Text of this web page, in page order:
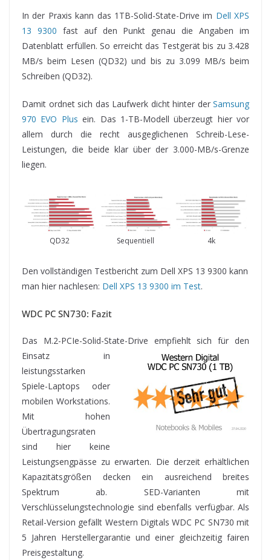
In der Praxis kann das 1TB-Solid-State-Drive im Dell XPS
13 9300 fast auf den Punkt genau die Angaben im
Datenblatt erfüllen. So erreicht das Testgerät bis zu 3.428
MB/s beim Lesen (QD32) und bis zu 3.099 MB/s beim
Schreiben (QD32).
Damit ordnet sich das Laufwerk dicht hinter der Samsung
970 EVO Plus ein. Das 1-TB-Modell überzeugt hier vor
allem durch die recht ausgeglichenen Schreib-Lese-
Leistungen, die beide klar über der 3.000-MB/s-Grenze
liegen.
QD32 Sequentiell 4k
Den vollständigen Testbericht zum Dell XPS 13 9300 kann
man hier nachlesen: Dell XPS 13 9300 im Test.
WDC PC SN730: Fazit
Das M.2-PCIe-Solid-State-Drive empfiehlt sich für den
Einsatz in
leistungsstarken
Spiele-Laptops oder
mobilen Workstations.
Mit hohen
Übertragungsraten
sind hier keine
Leistungsengpässe zu erwarten. Die derzeit erhältlichen
Kapazitätsgrößen decken ein ausreichend breites
Spektrum ab. SED-Varianten mit
Verschlüsselungstechnologie sind ebenfalls verfügbar. Als
Retail-Version gefällt Western Digitals WDC PC SN730 mit
5 Jahren Herstellergarantie und einer gleichzeitig fairen
Preisgestaltung.